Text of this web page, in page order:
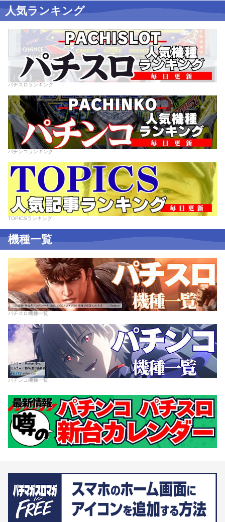
人気ランキング
パチスロランキング
パチンコランキング
TOPICSランキング
機種一覧
パチスロ機種一覧
パチンコ機種一覧